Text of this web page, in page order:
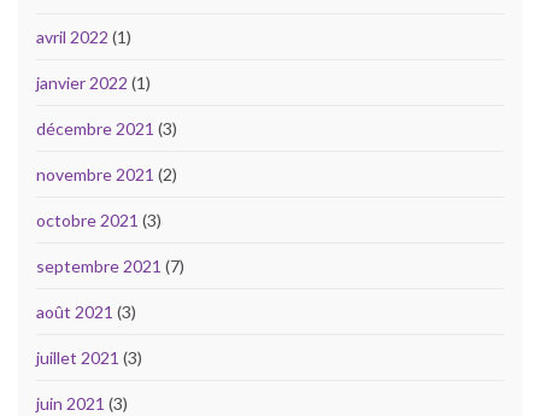
avril 2022 (1)
janvier 2022 (1)
décembre 2021 (3)
novembre 2021 (2)
octobre 2021 (3)
septembre 2021 (7)
août 2021 (3)
juillet 2021 (3)
juin 2021 (3)